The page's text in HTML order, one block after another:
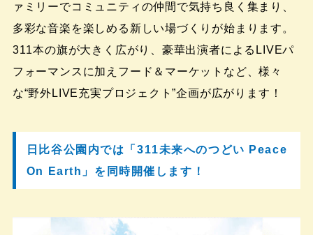
ァミリーでコミュニティの仲間で気持ち良く集まり、
多彩な音楽を楽しめる新しい場づくりが始まります。
311本の旗が大きく広がり、豪華出演者によるLIVEパ
フォーマンスに加えフード＆マーケットなど、様々
な“野外LIVE充実プロジェクト”企画が広がります！
日比谷公園内では「311未来へのつどい Peace
On Earth」を同時開催します！